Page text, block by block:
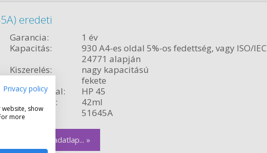
eredeti
Garancia:
1 év
Kapacitás:
930 A4-es oldal 5%-os fedettség, vagy ISO/IEC
24771 alapján
Kiszerelés:
nagy kapacitású
fekete
Termékvonal:
HP 45
Űrtartalom:
42ml
Cikkszám:
51645A
Részletes adatlap... »
Privacy policy
show
more